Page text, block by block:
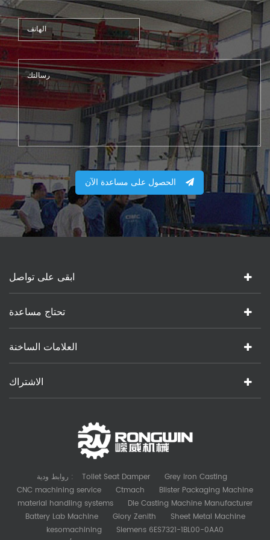
الحصول على مساعدة الآن
ابقى على تواصل
تحتاج مساعدة
العلامات الساخنة
الاشتراك
روابط ودية : Toilet Seat Damper
Grey Iron Casting
CNC machining service
Ctmach
Blister Packaging Machine
material handling systems
Die Casting Machine Manufacturer
Battery Lab Machine
Glory Zenith
Sheet Metal Machine
kesomachining
Siemens 6ES7321-1BL00-0AA0